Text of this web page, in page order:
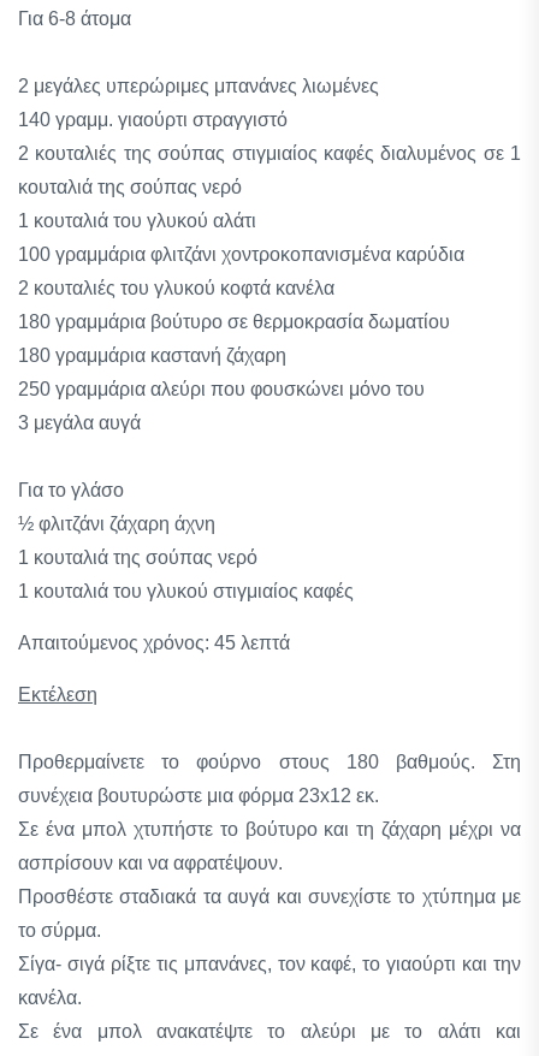
Για 6-8 άτομα
2 μεγάλες υπερώριμες μπανάνες λιωμένες
140 γραμμ. γιαούρτι στραγγιστό
2 κουταλιές της σούπας στιγμιαίος καφές διαλυμένος σε 1
κουταλιά της σούπας νερό
1 κουταλιά του γλυκού αλάτι
100 γραμμάρια φλιτζάνι χοντροκοπανισμένα καρύδια
2 κουταλιές του γλυκού κοφτά κανέλα
180 γραμμάρια βούτυρο σε θερμοκρασία δωματίου
180 γραμμάρια καστανή ζάχαρη
250 γραμμάρια αλεύρι που φουσκώνει μόνο του
3 μεγάλα αυγά
Για το γλάσο
½ φλιτζάνι ζάχαρη άχνη
1 κουταλιά της σούπας νερό
1 κουταλιά του γλυκού στιγμιαίος καφές
Απαιτούμενος χρόνος: 45 λεπτά
Εκτέλεση
Προθερμαίνετε το φούρνο στους 180 βαθμούς. Στη
συνέχεια βουτυρώστε μια φόρμα 23x12 εκ.
Σε ένα μπολ χτυπήστε το βούτυρο και τη ζάχαρη μέχρι να
ασπρίσουν και να αφρατέψουν.
Προσθέστε σταδιακά τα αυγά και συνεχίστε το χτύπημα με
το σύρμα.
Σίγα- σιγά ρίξτε τις μπανάνες, τον καφέ, το γιαούρτι και την
κανέλα.
Σε ένα μπολ ανακατέψτε το αλεύρι με το αλάτι και